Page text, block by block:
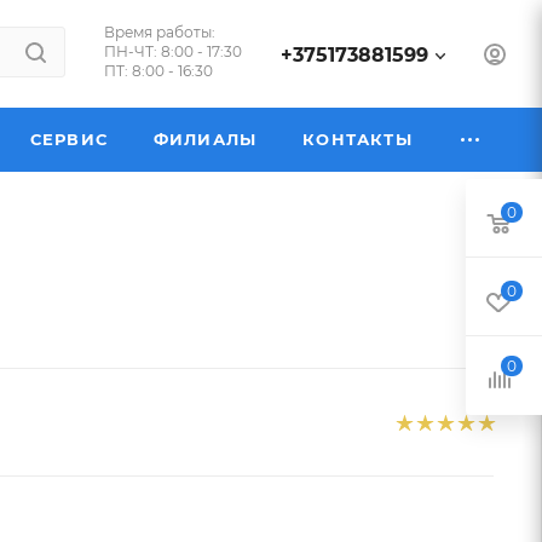
Время работы:
ПН-ЧТ: 8:00 - 17:30
ПТ: 8:00 - 16:30
+375173881599
СЕРВИС ФИЛИАЛЫ КОНТАКТЫ
0
0
0